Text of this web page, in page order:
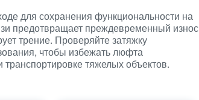
для сохранения функциональности на
предотвращает преждевременный износ
трение. Проверяйте затяжку
чтобы избежать люфта
транспортировке тяжелых объектов.